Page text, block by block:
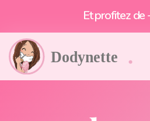
Et profitez de